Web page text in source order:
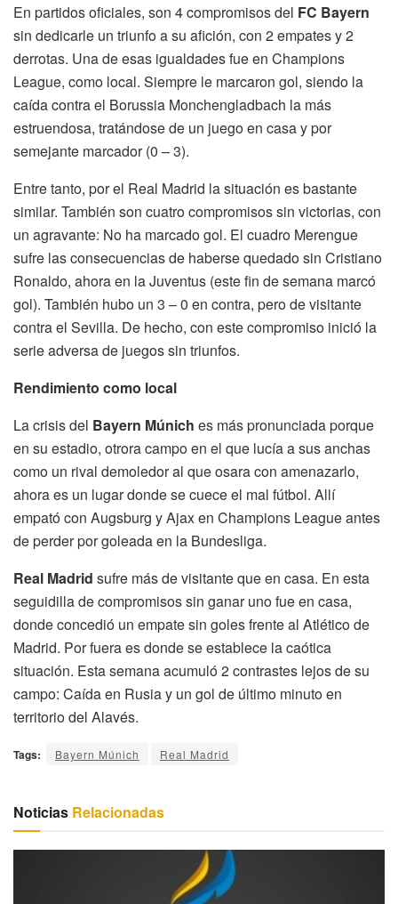
En partidos oficiales, son 4 compromisos del FC Bayern
sin dedicarle un triunfo a su afición, con 2 empates y 2
derrotas. Una de esas igualdades fue en Champions
League, como local. Siempre le marcaron gol, siendo la
caída contra el Borussia Monchengladbach la más
estruendosa, tratándose de un juego en casa y por
semejante marcador (0 – 3).
Entre tanto, por el Real Madrid la situación es bastante
similar. También son cuatro compromisos sin victorias, con
un agravante: No ha marcado gol. El cuadro Merengue
sufre las consecuencias de haberse quedado sin Cristiano
Ronaldo, ahora en la Juventus (este fin de semana marcó
gol). También hubo un 3 – 0 en contra, pero de visitante
contra el Sevilla. De hecho, con este compromiso inició la
serie adversa de juegos sin triunfos.
Rendimiento como local
La crisis del Bayern Múnich es más pronunciada porque
en su estadio, otrora campo en el que lucía a sus anchas
como un rival demoledor al que osara con amenazarlo,
ahora es un lugar donde se cuece el mal fútbol. Allí
empató con Augsburg y Ajax en Champions League antes
de perder por goleada en la Bundesliga.
Real Madrid sufre más de visitante que en casa. En esta
seguidilla de compromisos sin ganar uno fue en casa,
donde concedió un empate sin goles frente al Atlético de
Madrid. Por fuera es donde se establece la caótica
situación. Esta semana acumuló 2 contrastes lejos de su
campo: Caída en Rusia y un gol de último minuto en
territorio del Alavés.
Tags: Bayern Múnich Real Madrid
Noticias Relacionadas